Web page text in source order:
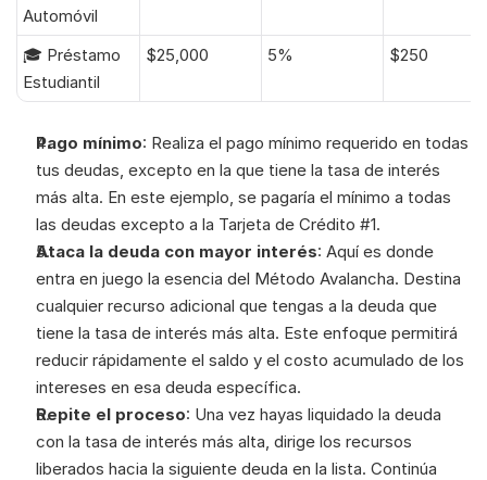
Automóvil
🎓 Préstamo
Estudiantil
$25,000 5% $250
Pago mínimo: Realiza el pago mínimo requerido en todas
tus deudas, excepto en la que tiene la tasa de interés
más alta. En este ejemplo, se pagaría el mínimo a todas
las deudas excepto a la Tarjeta de Crédito #1.
Ataca la deuda con mayor interés: Aquí es donde
entra en juego la esencia del Método Avalancha. Destina
cualquier recurso adicional que tengas a la deuda que
tiene la tasa de interés más alta. Este enfoque permitirá
reducir rápidamente el saldo y el costo acumulado de los
intereses en esa deuda específica.
Repite el proceso: Una vez hayas liquidado la deuda
con la tasa de interés más alta, dirige los recursos
liberados hacia la siguiente deuda en la lista. Continúa